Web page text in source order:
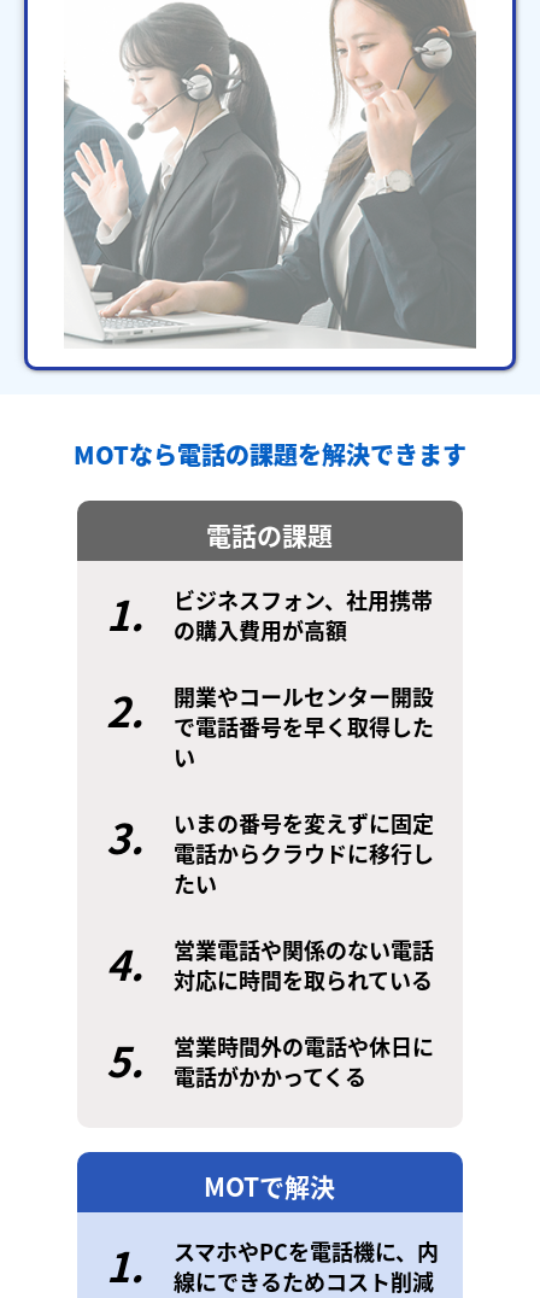
MOTなら電話の課題を解決できます
電話の課題
1.
ビジネスフォン、社用携帯
の購入費用が高額
2.
開業やコールセンター開設
で電話番号を早く取得した
い
3.
いまの番号を変えずに固定
電話からクラウドに移行し
たい
4.
営業電話や関係のない電話
対応に時間を取られている
5.
営業時間外の電話や休日に
電話がかかってくる
MOTで解決
1.
スマホやPCを電話機に、内
線にできるためコスト削減